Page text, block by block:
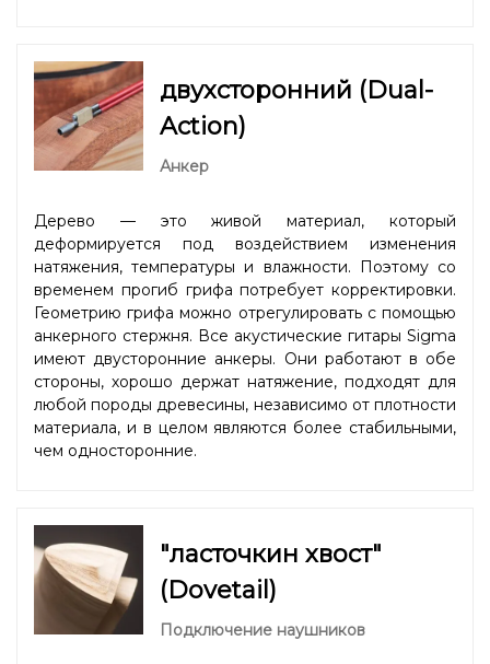
двухсторонний (Dual-
Action)
Анкер
Дерево — это живой материал, который
деформируется под воздействием изменения
натяжения, температуры и влажности. Поэтому со
временем прогиб грифа потребует корректировки.
Геометрию грифа можно отрегулировать с помощью
анкерного стержня. Все акустические гитары Sigma
имеют двусторонние анкеры. Они работают в обе
стороны, хорошо держат натяжение, подходят для
любой породы древесины, независимо от плотности
материала, и в целом являются более стабильными,
чем односторонние.
"ласточкин хвост"
(Dovetail)
Подключение наушников